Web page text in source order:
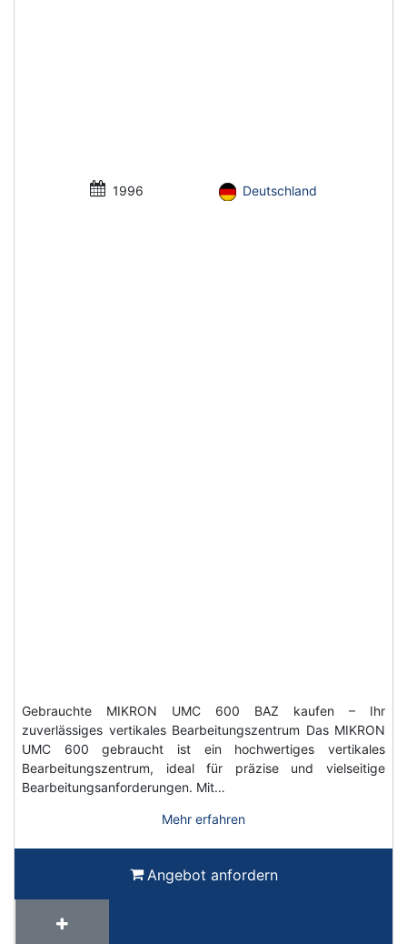
1996 Deutschland
Gebrauchte MIKRON UMC 600 BAZ kaufen – Ihr
zuverlässiges vertikales Bearbeitungszentrum Das MIKRON
UMC 600 gebraucht ist ein hochwertiges vertikales
Bearbeitungszentrum, ideal für präzise und vielseitige
Bearbeitungsanforderungen. Mit…
Mehr erfahren
Angebot anfordern